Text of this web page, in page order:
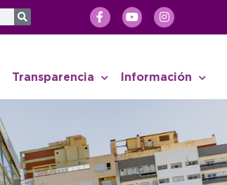
Transparencia Información